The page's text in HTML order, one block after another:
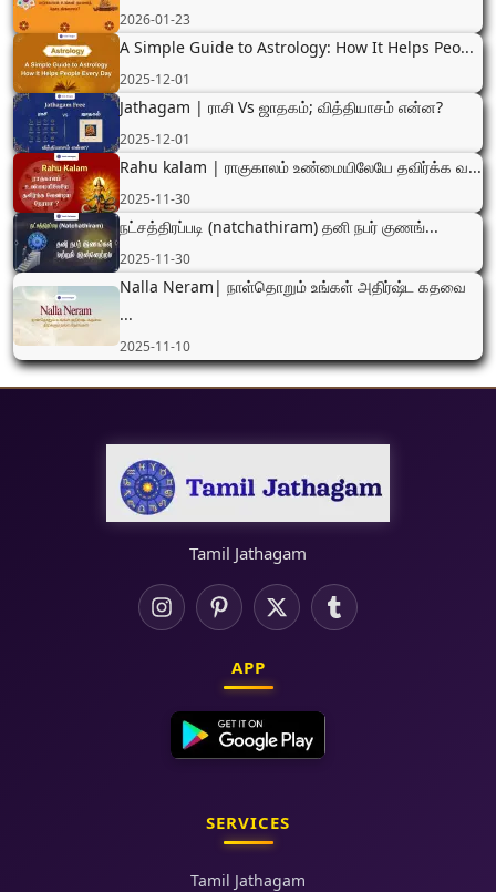
2026-01-23
A Simple Guide to Astrology: How It Helps Peo...
2025-12-01
Jathagam | ராசி Vs ஜாதகம்; வித்தியாசம் என்ன?
2025-12-01
Rahu kalam | ராகுகாலம் உண்மையிலேயே தவிர்க்க வ...
2025-11-30
நட்சத்திரப்படி (natchathiram) தனி நபர் குணங்...
2025-11-30
Nalla Neram| நாள்தொறும் உங்கள் அதிர்ஷ்ட கதவை
...
2025-11-10
Tamil Jathagam
APP
SERVICES
Tamil Jathagam